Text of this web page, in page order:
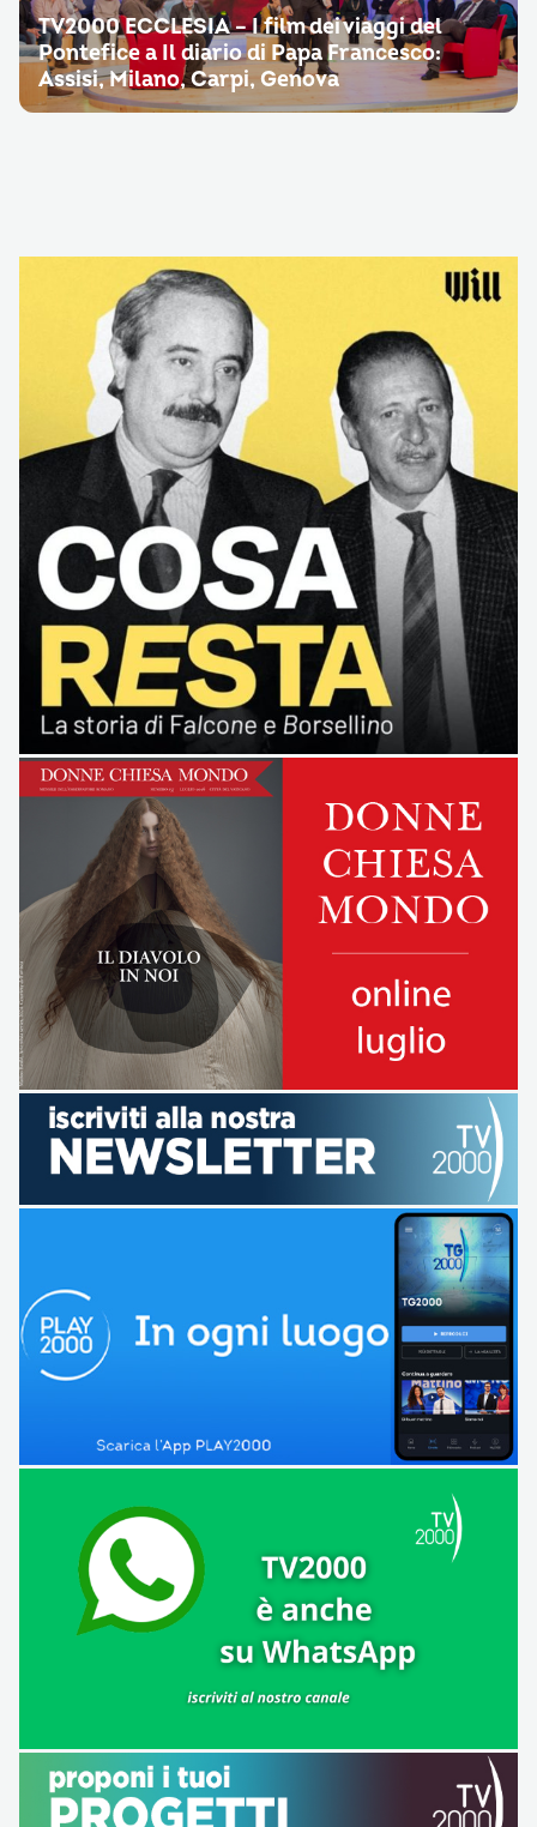
TV2000 ECCLESIA – I film dei viaggi del
Pontefice a Il diario di Papa Francesco:
Assisi, Milano, Carpi, Genova